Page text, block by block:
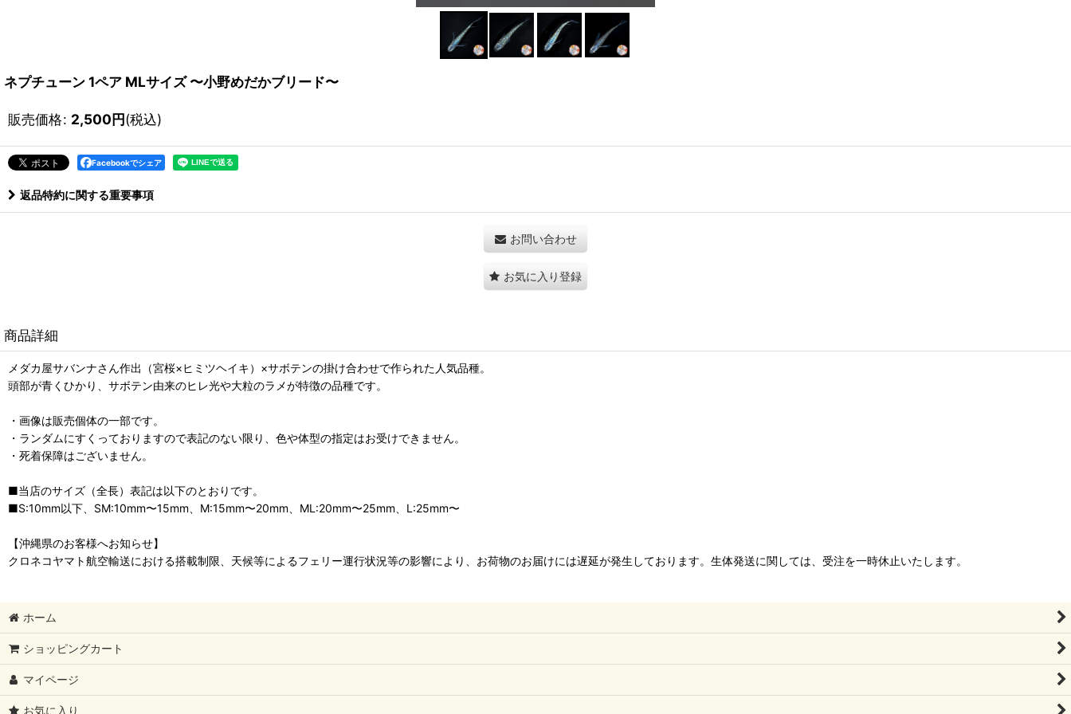
ネプチューン 1ペア MLサイズ 〜小野めだかブリード〜
販売価格: 2,500円(税込)
Facebookでシェア
返品特約に関する重要事項
お問い合わせ
お気に入り登録
商品詳細
メダカ屋サバンナさん作出（宮桜×ヒミツヘイキ）×サボテンの掛け合わせで作られた人気品種。
頭部が青くひかり、サボテン由来のヒレ光や大粒のラメが特徴の品種です。
・画像は販売個体の一部です。
・ランダムにすくっておりますので表記のない限り、色や体型の指定はお受けできません。
・死着保障はございません。
■当店のサイズ（全長）表記は以下のとおりです。
■S:10mm以下、SM:10mm〜15mm、M:15mm〜20mm、ML:20mm〜25mm、L:25mm〜
【沖縄県のお客様へお知らせ】
クロネコヤマト航空輸送における搭載制限、天候等によるフェリー運行状況等の影響により、お荷物のお届けには遅延が発生しております。生体発送に関しては、受注を一時休止いたします。
ホーム
ショッピングカート
マイページ
お気に入り